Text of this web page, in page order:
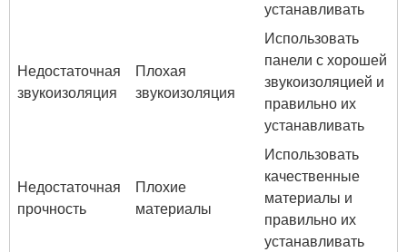
устанавливать
Недостаточная
звукоизоляция
Плохая
звукоизоляция
Использовать
панели с хорошей
звукоизоляцией и
правильно их
устанавливать
Недостаточная
прочность
Плохие
материалы
Использовать
качественные
материалы и
правильно их
устанавливать